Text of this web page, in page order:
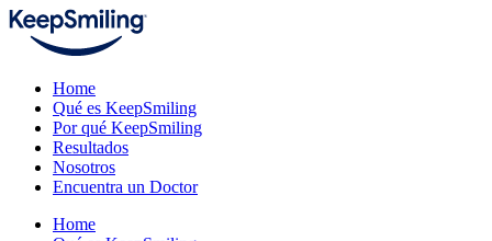
Home
Qué es KeepSmiling
Por qué KeepSmiling
Resultados
Nosotros
Encuentra un Doctor
Home